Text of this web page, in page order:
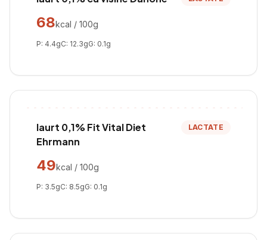
68kcal / 100g
P: 4.4gC: 12.3gG: 0.1g
Iaurt 0,1% Fit Vital Diet
Ehrmann
LACTATE
49kcal / 100g
P: 3.5gC: 8.5gG: 0.1g